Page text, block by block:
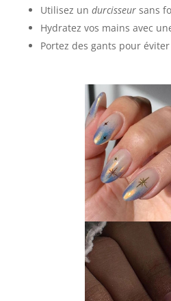
Utilisez un durcisseursans
Hydratez vos mains avec
Portez des gants pour